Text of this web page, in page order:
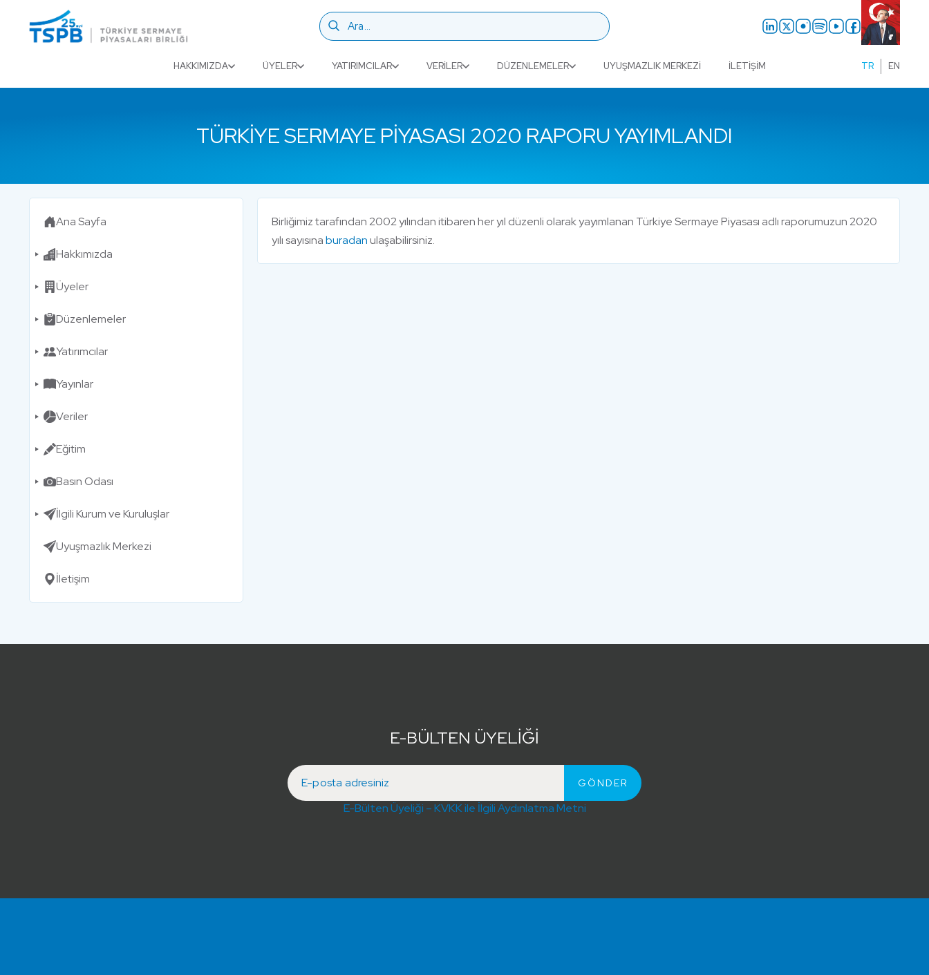
HAKKIMIZDA ÜYELER YATIRIMCILAR VERILER DÜZENLEMELER UYUŞMAZLIK MERKEZI İLETIŞIM TR EN
TÜRKIYE SERMAYE PIYASASI 2020 RAPORU YAYIMLANDI
Ana Sayfa
Hakkımızda
Üyeler
Düzenlemeler
Yatırımcılar
Yayınlar
Veriler
Eğitim
Basın Odası
İlgili Kurum ve Kuruluşlar
Uyuşmazlık Merkezi
İletişim
Birliğimiz tarafından 2002 yılından itibaren her yıl düzenli olarak yayımlanan Türkiye Sermaye Piyasası adlı raporumuzun 2020
yılı sayısınaburadanulaşabilirsiniz.
E-BÜLTEN ÜYELİĞİ
E-Bülten Üyeliği – KVKK ile İlgili Aydınlatma Metni